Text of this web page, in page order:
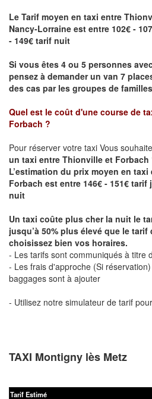
Le Tarif moyen en taxi entre
Nancy-Lorraine est entre 102€ -
- 149€ tarif nuit
Si vous êtes 4 ou 5 personnes
pensez à demander un van 7
des cas par les groupes de
Quel est le coût d'une course de
Forbach ?
Pour réserver votre taxi Vous
un taxi entre Thionville et Forbach
L’estimation du prix moyen en
Forbach est entre 146€ - 151€
nuit
Un taxi coûte plus cher la nuit le
jusqu’à 50% plus élevé que le
choisissez bien vos horaires.
- Les tarifs sont communiqués à titre
- Les frais d'approche (Si
baggages sont à ajouter
- Utilisez notre simulateur de tarif
TAXI Montigny lès Metz
Tarif Estimé